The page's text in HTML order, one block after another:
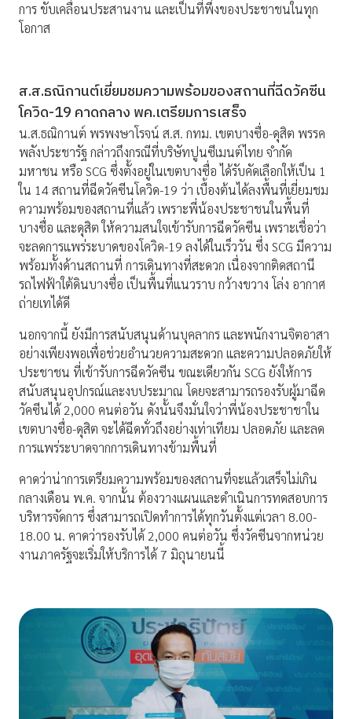
การ ขับเคลื่อนประสานงาน และเป็นที่พึ่งของประชาชนในทุก
โอกาส
ส.ส.ธณิกานต์เยี่ยมชมความพร้อมของสถานที่ฉีดวัคซีน
โควิด-19 คาดกลาง พค.เตรียมการเสร็จ
น.ส.ธณิกานต์ พรพงษาโรจน์ ส.ส. กทม. เขตบางซื่อ-ดุสิต พรรค
พลังประชารัฐ กล่าวถึงกรณีที่บริษัทปูนซีเมนต์ไทย จำกัด
มหาชน หรือ SCG ซึ่งตั้งอยู่ในเขตบางซื่อ ได้รับคัดเลือกให้เป็น 1
ใน 14 สถานที่ฉีดวัคซีนโควิด-19 ว่า เบื้องต้นได้ลงพื้นที่เยี่ยมชม
ความพร้อมของสถานที่แล้ว เพราะพี่น้องประชาชนในพื้นที่
บางซื่อ และดุสิต ให้ความสนใจเข้ารับการฉีดวัคซีน เพราะเชื่อว่า
จะลดการแพร่ระบาดของโควิด-19 ลงได้ในเร็ววัน ซึ่ง SCG มีความ
พร้อมทั้งด้านสถานที่ การเดินทางที่สะดวก เนื่องจากติดสถานี
รถไฟฟ้าใต้ดินบางซื่อ เป็นพื้นที่แนวราบ กว้างขวาง โล่ง อากาศ
ถ่ายเทได้ดี
นอกจากนี้ ยังมีการสนับสนุนด้านบุคลากร และพนักงานจิตอาสา
อย่างเพียงพอเพื่อช่วยอำนวยความสะดวก และความปลอดภัยให้
ประชาชน ที่เข้ารับการฉีดวัคซีน ขณะเดียวกัน SCG ยังให้การ
สนับสนุนอุปกรณ์และงบประมาณ โดยจะสามารถรองรับผู้มาฉีด
วัคซีนได้ 2,000 คนต่อวัน ดังนั้นจึงมั่นใจว่าพี่น้องประชาชาใน
เขตบางซื่อ-ดุสิต จะได้ฉีดทั่วถึงอย่างเท่าเทียม ปลอดภัย และลด
การแพร่ระบาดจากการเดินทางข้ามพื้นที่
คาดว่าน่าการเตรียมความพร้อมของสถานที่จะแล้วเสร็จไม่เกิน
กลางเดือน พ.ค. จากนั้น ต้องวางแผนและดำเนินการทดสอบการ
บริหารจัดการ ซึ่งสามารถเปิดทำการได้ทุกวันตั้งแต่เวลา 8.00-
18.00 น. คาดว่ารองรับได้ 2,000 คนต่อวัน ซึ่งวัคซีนจากหน่วย
งานภาครัฐจะเริ่มให้บริการได้ 7 มิถุนายนนี้